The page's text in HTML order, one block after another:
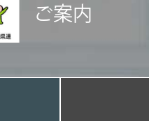
ご案内